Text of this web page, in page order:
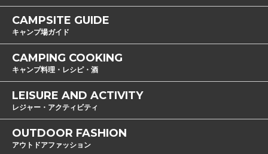
CAMPSITE GUIDE
キャンプ場ガイド
CAMPING COOKING
キャンプ料理・レシピ・酒
LEISURE AND ACTIVITY
レジャー・アクティビティ
OUTDOOR FASHION
アウトドアファッション